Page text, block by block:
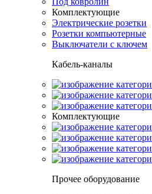
Комплектующие
Электрические розетки
Розетки компьютерные
Выключатели с ключем
Кабель-каналы
Комплектующие
Прочее оборудование